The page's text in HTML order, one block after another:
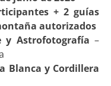
+ 2 guías
autorizados
y Astrofotografía –
Blanca y Cordillera